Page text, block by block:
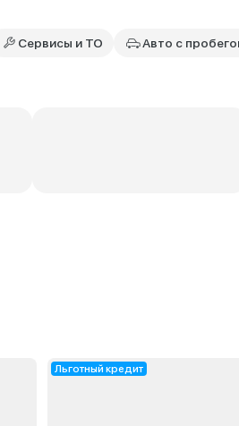
Сервисы и ТО Авто с
Льготный кредит